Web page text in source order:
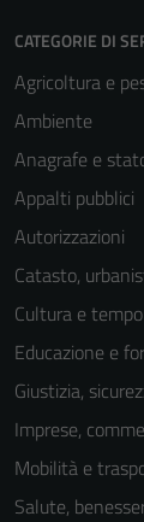
CATEGORIE DI
Agricoltura e
Ambiente
Anagrafe e
Appalti pubblici
Autorizzazioni
Catasto,
Cultura e
Educazione e
Giustizia,
Imprese,
Mobilità e
Salute,